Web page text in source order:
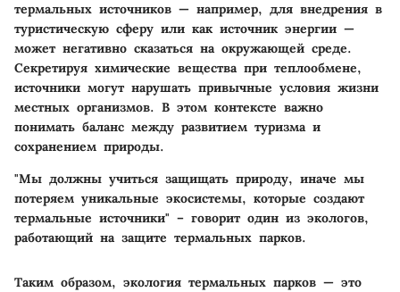
термальных источников — например, для внедрения в
туристическую сферу или как источник энергии —
может негативно сказаться на окружающей среде.
Секретируя химические вещества при теплообмене,
источники могут нарушать привычные условия жизни
местных организмов. В этом контексте важно
понимать баланс между развитием туризма и
сохранением природы.
"Мы должны учиться защищать природу, иначе мы
потеряем уникальные экосистемы, которые создают
термальные источники" – говорит один из экологов,
работающий на защите термальных парков.
Таким образом, экология термальных парков — это